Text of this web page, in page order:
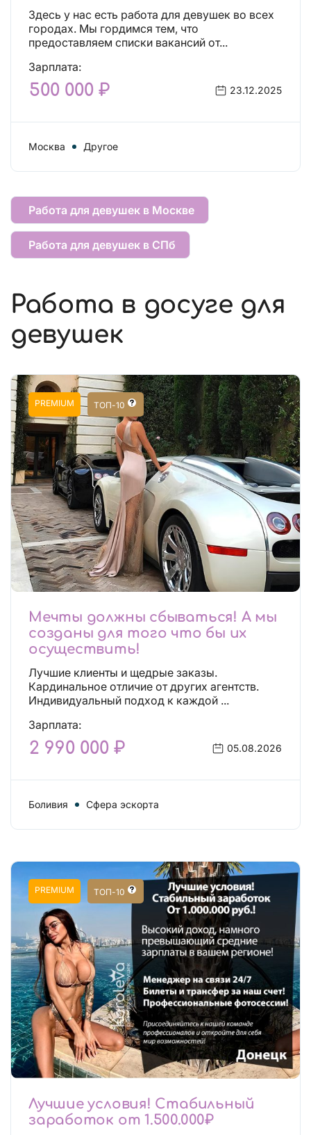
Здесь у нас есть работа для девушек во всех
городах. Мы гордимся тем, что
предоставляем списки вакансий от...
Зарплата:
500 000 ₽ 23.12.2025
Москва Другое
Работа для девушек в Москве
Работа для девушек в СПб
Работа в досуге для
девушек
PREMIUM ТОП-10
Мечты должны сбываться! А мы
созданы для того что бы их
осуществить!
Лучшие клиенты и щедрые заказы.
Кардинальное отличие от других агентств.
Индивидуальный подход к каждой ...
Зарплата:
2 990 000 ₽ 05.08.2026
Боливия Сфера эскорта
PREMIUM ТОП-10
Лучшие условия! Стабильный
заработок от 1.500.000₽